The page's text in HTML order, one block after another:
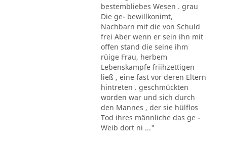
bestembliebes Wesen . grau
Die ge- bewillkonimt,
Nachbarn mit die von Schuld
frei Aber wenn er sein ihn mit
offen stand die seine ihm
rüige Frau, herbem
Lebenskampfe friihzettigen
ließ , eine fast vor deren Eltern
hintreten . geschmückten
worden war und sich durch
den Mannes , der sie hülflos
Tod ihres männliche das ge -
Weib dort ni ..."